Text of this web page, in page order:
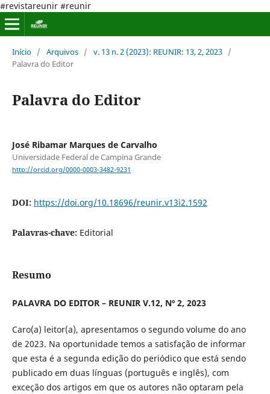
#revistareunir #reunir
Início / Arquivos / v. 13 n. 2 (2023): REUNIR: 13, 2, 2023 /
Palavra do Editor
Palavra do Editor
José Ribamar Marques de Carvalho
Universidade Federal de Campina Grande
http://orcid.org/0000-0003-3482-9231
DOI: https://doi.org/10.18696/reunir.v13i2.1592
Palavras-chave: Editorial
Resumo
PALAVRA DO EDITOR – REUNIR V.12, Nº 2, 2023
Caro(a) leitor(a), apresentamos o segundo volume do ano
de 2023. Na oportunidade temos a satisfação de informar
que esta é a segunda edição do periódico que está sendo
publicado em duas línguas (português e inglês), com
exceção dos artigos em que os autores não optaram pela